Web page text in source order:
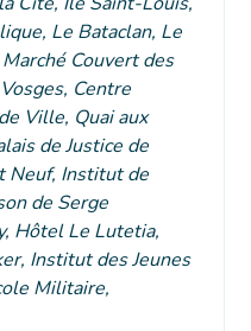
Le Bataclan, Le
Couvert des
Centre
Ville, Quai aux
de Justice de
Neuf, Institut de
de Serge
Hôtel Le Lutetia,
Institut des Jeunes
Militaire,